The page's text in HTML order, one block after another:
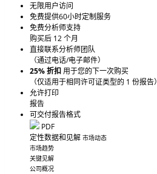
无限用户访问
免费提供60小时定制服务
免费分析师支持
购买后 12 个月
直接联系分析师团队
（通过电话/电子邮件）
25% 折扣用于您的下一次购买
（仅适用于相同许可证类型的 1 份报告）
允许打印
报告
可交付报告格式
PDF
定性数据和见解 市场动态
市场趋势
关键见解
公司概况